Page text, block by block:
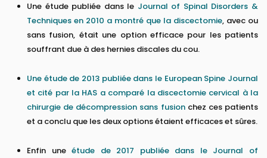
Une étude publiée dans le Journal of Spinal Disorders &
Techniques en 2010 a montré que la discectomie, avec ou
sans fusion, était une option efficace pour les patients
souffrant due à des hernies discales du cou.
Une étude de 2013 publiée dans le European Spine Journal
et cité par la HAS a comparé la discectomie cervical à la
chirurgie de décompression sans fusionchez ces patients
et a conclu que les deux options étaient efficaces et sûres.
Enfin uneétude de 2017 publiée dans le Journal of